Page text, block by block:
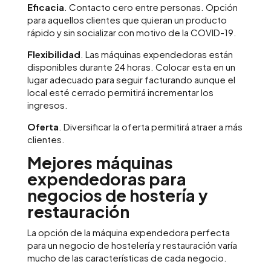
Eficacia . Contacto cero entre personas. Opción
para aquellos clientes que quieran un producto
rápido y sin socializar con motivo de la COVID-19.
Flexibilidad . Las máquinas expendedoras están
disponibles durante 24 horas. Colocar esta en un
lugar adecuado para seguir facturando aunque el
local esté cerrado permitirá incrementar los
ingresos.
Oferta . Diversificar la oferta permitirá atraer a más
clientes.
Mejores máquinas
expendedoras para
negocios de hostería y
restauración
La opción de la máquina expendedora perfecta
para un negocio de hostelería y restauración varía
mucho de las características de cada negocio.